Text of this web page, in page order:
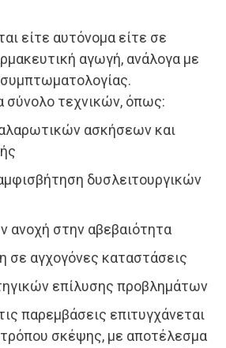
είτε αυτόνομα είτε σε
αγωγή, ανάλογα με
σύνολο τεχνικών, όπως:
ασκήσεων και
δυσλειτουργικών
ανοχή στην αβεβαιότητα
σε αγχογόνες καταστάσεις
επίλυσης προβλημάτων
παρεμβάσεις επιτυγχάνεται
σκέψης, με αποτέλεσμα